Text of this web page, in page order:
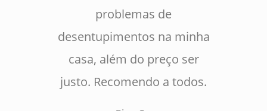
problemas de
desentupimentos na minha
casa, além do preço ser
justo. Recomendo a todos.